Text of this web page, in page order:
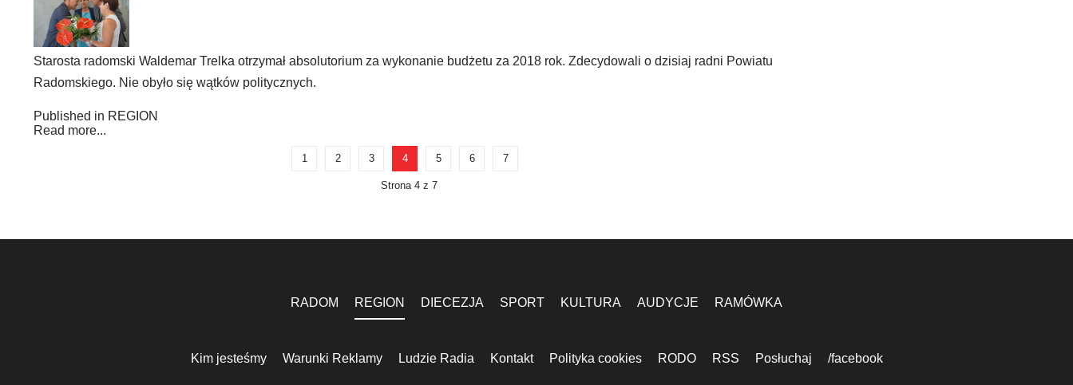
Starosta radomski Waldemar Trelka otrzymał absolutorium za wykonanie budżetu za 2018 rok. Zdecydowali o dzisiaj radni Powiatu
Radomskiego. Nie obyło się wątków politycznych.
Published in REGION
Read more...
1 2 3 4 5 6 7
Strona 4 z 7
RADOM REGION DIECEZJA SPORT KULTURA AUDYCJE RAMÓWKA
Kim jesteśmy Warunki Reklamy Ludzie Radia Kontakt Polityka cookies RODO RSS Posłuchaj /facebook